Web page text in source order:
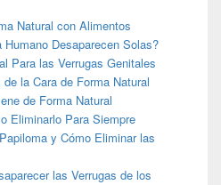
Natural con Alimentos
Desaparecen Solas?
Para las Verrugas Genitales
la Cara de Forma Natural
de Forma Natural
Eliminarlo Para Siempre
y Cómo Eliminar las
las Verrugas de los